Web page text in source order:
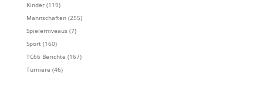
Kinder(119)
Mannschaften(255)
Spielerniveaus(7)
Sport(160)
TC66 Berichte (167)
Turniere (46)